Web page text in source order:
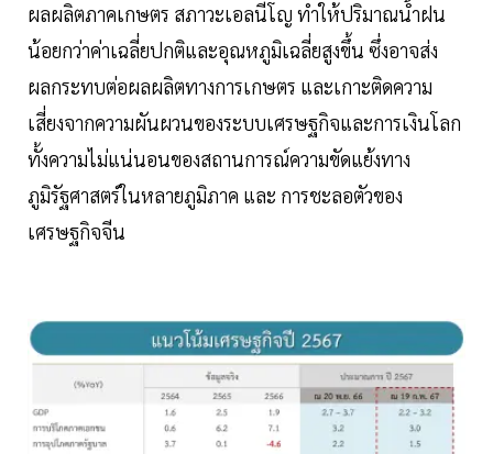
ผลผลิตภาคเกษตร สภาวะเอลนีโญ ทำให้ปริมาณน้ำฝน
น้อยกว่าค่าเฉลี่ยปกติและอุณหภูมิเฉลี่ยสูงขึ้น ซึ่งอาจส่ง
ผลกระทบต่อผลผลิตทางการเกษตร และเกาะติดความ
เสี่ยงจากความผันผวนของระบบเศรษฐกิจและการเงินโลก
ทั้งความไม่แน่นอนของสถานการณ์ความขัดแย้งทาง
ภูมิรัฐศาสตร์ในหลายภูมิภาค และ การชะลอตัวของ
เศรษฐกิจจีน